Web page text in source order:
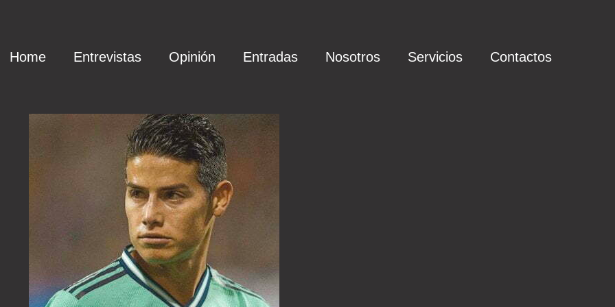
Home Entrevistas Opinión Entradas Nosotros Servicios Contactos